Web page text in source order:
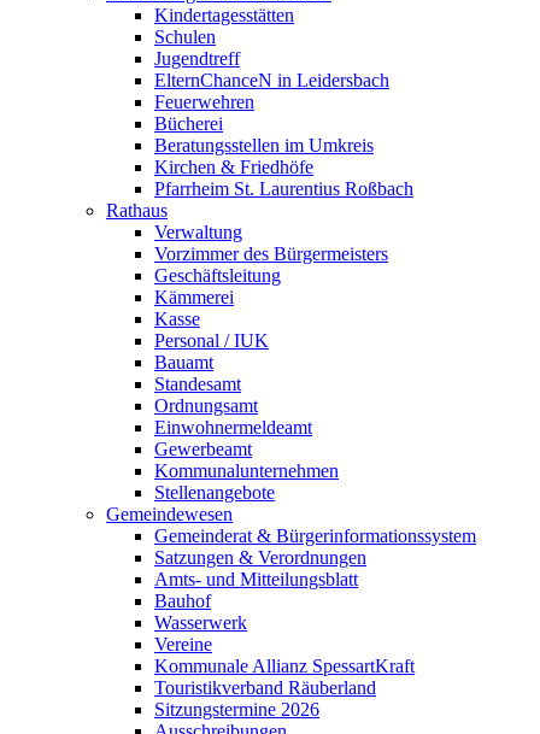
Kindertagesstätten
Schulen
Jugendtreff
ElternChanceN in Leidersbach
Feuerwehren
Bücherei
Beratungsstellen im Umkreis
Kirchen & Friedhöfe
Pfarrheim St. Laurentius Roßbach
Rathaus
Verwaltung
Vorzimmer des Bürgermeisters
Geschäftsleitung
Kämmerei
Kasse
Personal / IUK
Bauamt
Standesamt
Ordnungsamt
Einwohnermeldeamt
Gewerbeamt
Kommunalunternehmen
Stellenangebote
Gemeindewesen
Gemeinderat & Bürgerinformationssystem
Satzungen & Verordnungen
Amts- und Mitteilungsblatt
Bauhof
Wasserwerk
Vereine
Kommunale Allianz SpessartKraft
Touristikverband Räuberland
Sitzungstermine 2026